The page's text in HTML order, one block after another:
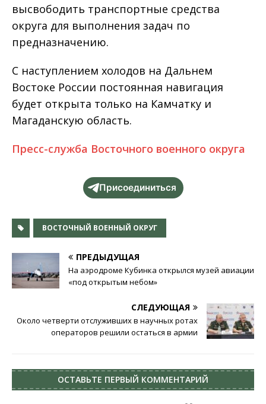
высвободить транспортные средства
округа для выполнения задач по
предназначению.
С наступлением холодов на Дальнем
Востоке России постоянная навигация
будет открыта только на Камчатку и
Магаданскую область.
Пресс-служба Восточного военного округа
Присоединиться
ВОСТОЧНЫЙ ВОЕННЫЙ ОКРУГ
ПРЕДЫДУЩАЯ
На аэродроме Кубинка открылся музей авиации
«под открытым небом»
СЛЕДУЮЩАЯ
Около четверти отслуживших в научных ротах
операторов решили остаться в армии
ОСТАВЬТЕ ПЕРВЫЙ КОММЕНТАРИЙ